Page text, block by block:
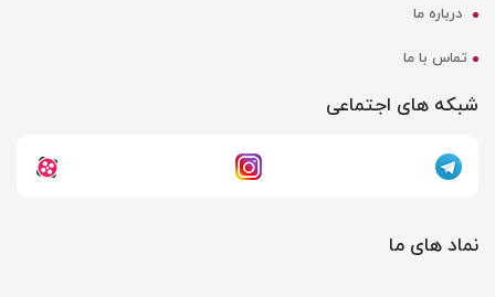
درباره ما
تماس با ما
شبکه های اجتماعی
نماد های ما